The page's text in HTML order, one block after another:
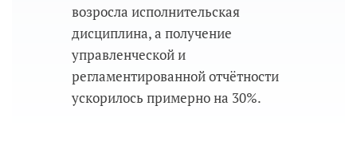
возросла исполнительская
дисциплина, а получение
управленческой и
регламентированной отчётности
ускорилось примерно на 30%.